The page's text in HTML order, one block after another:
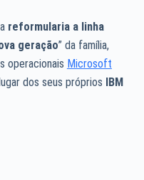
reformularia a linha
geração” da família,
operacionais Microsoft
dos seus próprios IBM